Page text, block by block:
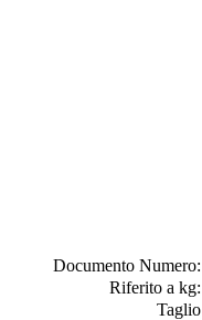
Documento Numero:
Riferito a kg:
Taglio